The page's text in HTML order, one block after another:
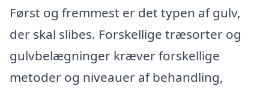
Først og fremmest er det typen af gulv,
der skal slibes. Forskellige træsorter og
gulvbelægninger kræver forskellige
metoder og niveauer af behandling,